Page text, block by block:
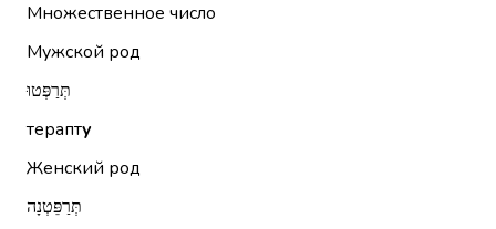
Множественное число
Мужской род
תְּרַפְּטוּ
терапту
Женский род
תְּרַפֵּטְנָה